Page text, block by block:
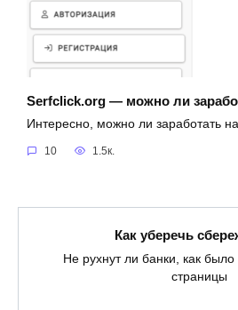
Serfclick.org — можно ли
Интересно, можно ли заработать
10 1.5к.
Как уберечь
Не рухнут ли банки, как
страницы